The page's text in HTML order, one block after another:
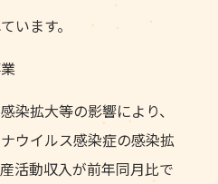
います。
染拡大等の影響により、
ウイルス感染症の感染拡
活動収入が前年同月比で